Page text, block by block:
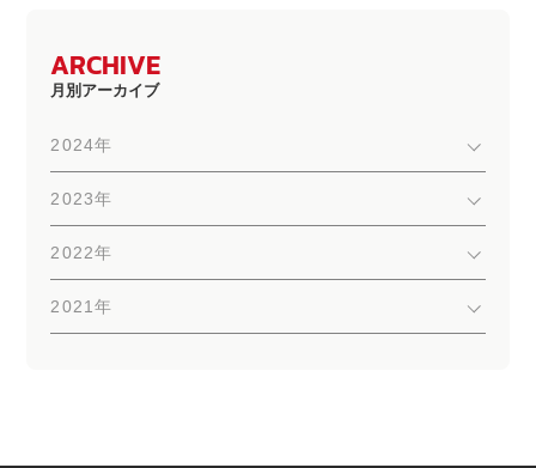
ARCHIVE
月別アーカイブ
2024年
2023年
2022年
2021年